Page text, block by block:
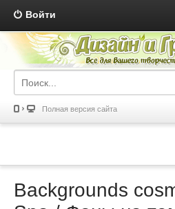
Войти
Полная версия сайта
Backgrounds